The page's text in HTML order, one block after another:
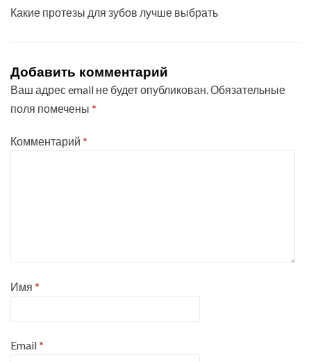
Какие протезы для зубов лучше выбрать
Добавить комментарий
Ваш адрес email не будет опубликован.Обязательные
поля помечены *
Комментарий *
Имя *
Email*